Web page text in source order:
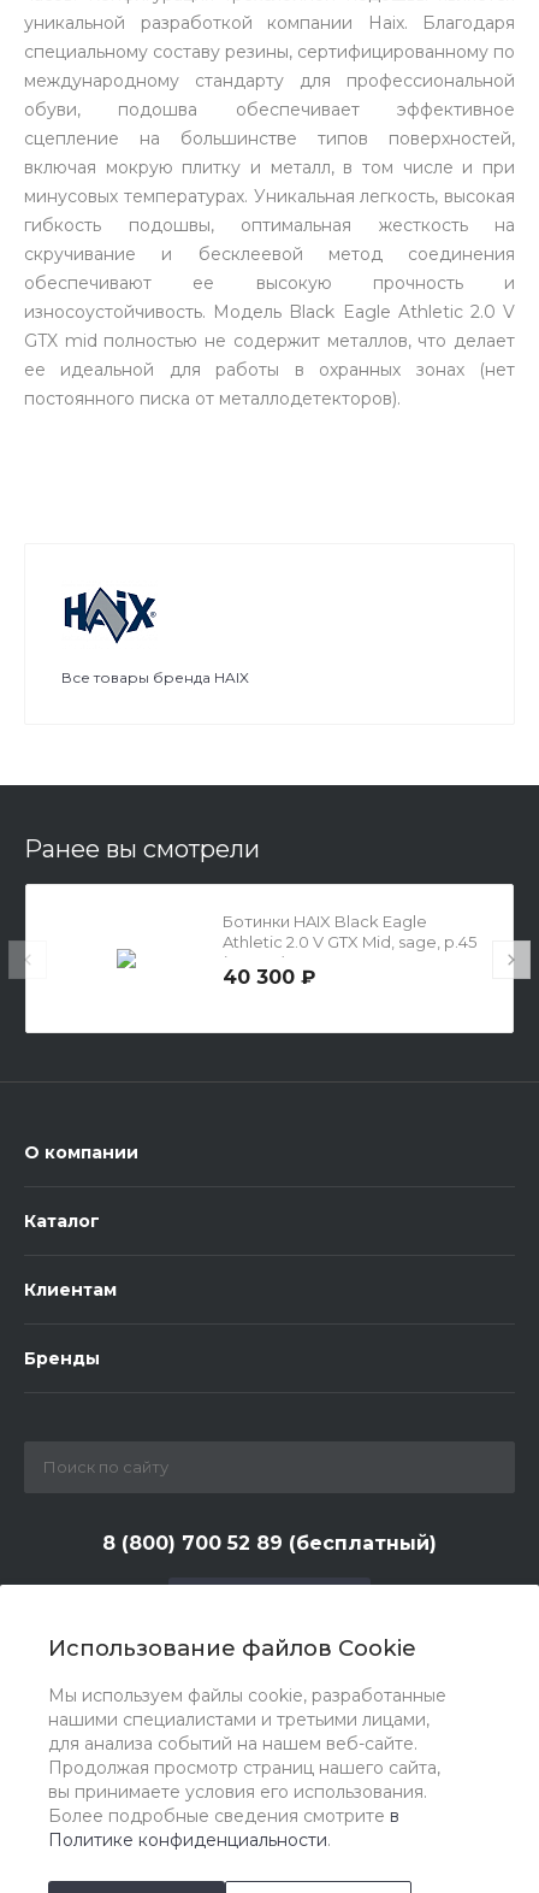
Использование файлов Cookie
Мы используем файлы cookie, разработанные
нашими специалистами и третьими лицами,
для анализа событий на нашем веб-сайте.
Продолжая просмотр страниц нашего сайта,
вы принимаете условия его использования.
Более подробные сведения смотрите в
Политике конфиденциальности.
уникальной разработкой компании Haix. Благодаря
специальному составу резины, сертифицированному по
международному стандарту для профессиональной
обуви, подошва обеспечивает эффективное
сцепление на большинстве типов поверхностей,
включая мокрую плитку и металл, в том числе и при
минусовых температурах. Уникальная легкость, высокая
гибкость подошвы, оптимальная жесткость на
скручивание и бесклеевой метод соединения
обеспечивают ее высокую прочность и
износоустойчивость. Модель Black Eagle Athletic 2.0 V
GTX mid полностью не содержит металлов, что делает
ее идеальной для работы в охранных зонах (нет
постоянного писка от металлодетекторов).
Все товары бренда HAIX
Ранее вы смотрели
Ботинки HAIX Black Eagle
Athletic 2.0 V GTX Mid, sage, р.45
(UK 10,5)
40 300 ₽
О компании
Каталог
Клиентам
Бренды
8 (800) 700 52 89 (бесплатный)
zakaz@huntlandia.ru
г. Москва, ул. Адмирала Макарова, д. 6, стр. 13, 4-й
этаж